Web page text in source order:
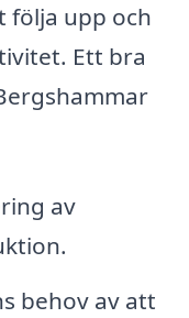
följa upp och
Ett bra
av
behov av att